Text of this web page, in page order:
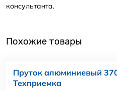
консультанта.
Похожие товары
Пруток алюминиевый
Техприемка